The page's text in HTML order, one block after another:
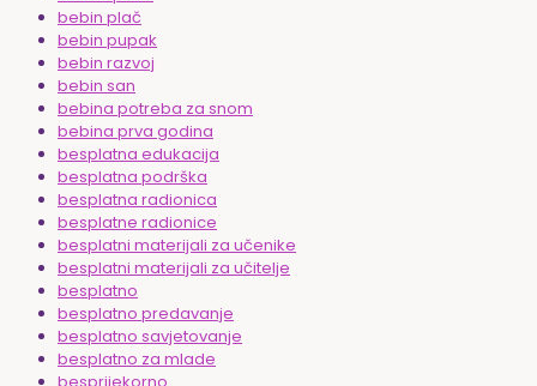
bebin plač
bebin pupak
bebin razvoj
bebin san
bebina potreba za snom
bebina prva godina
besplatna edukacija
besplatna podrška
besplatna radionica
besplatne radionice
besplatni materijali za učenike
besplatni materijali za učitelje
besplatno
besplatno predavanje
besplatno savjetovanje
besplatno za mlade